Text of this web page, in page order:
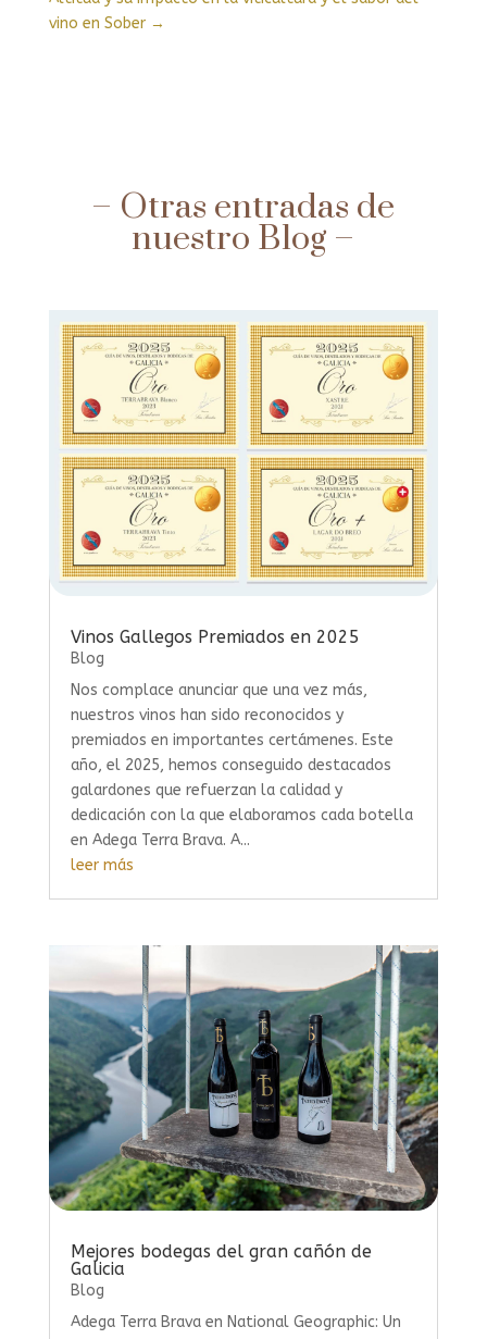
vino en Sober→
– Otras entradas de
nuestro Blog –
Vinos Gallegos Premiados en 2025
Blog
Nos complace anunciar que una vez más,
nuestros vinos han sido reconocidos y
premiados en importantes certámenes. Este
año, el 2025, hemos conseguido destacados
galardones que refuerzan la calidad y
dedicación con la que elaboramos cada botella
en Adega Terra Brava. A...
leer más
Mejores bodegas del gran cañón de
Galicia
Blog
Adega Terra Brava en National Geographic: Un